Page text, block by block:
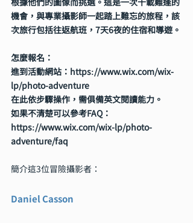
機會，與專業攝影師一起踏上難忘的旅程，該
次旅行包括往返航班，7天6夜的住宿和導遊。
怎麼報名：
進到活動網站：https://www.wix.com/wix-
lp/photo-adventure
在此依步驟操作，需俱備英文閱讀能力。
如果不清楚可以參考FAQ：
https://www.wix.com/wix-lp/photo-
adventure/faq
簡介這3位冒險攝影者：
Daniel Casson